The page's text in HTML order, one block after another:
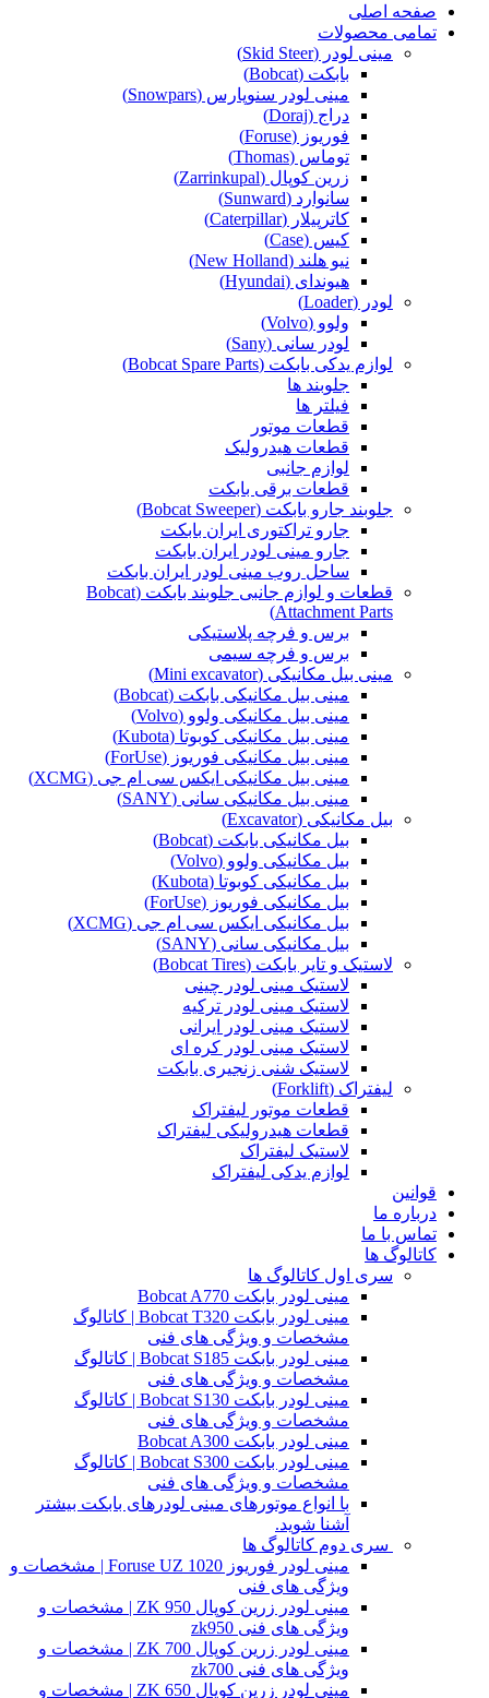
صفحه اصلی
تمامی محصولات
مینی لودر (Skid Steer)
بابکت (Bobcat)
مینی لودر سنوپارس (Snowpars)
دراج (Doraj)
فوریوز (Foruse)
توماس (Thomas)
زرین کوپال (Zarrinkupal)
سانوارد (Sunward)
کاترپیلار (Caterpillar)
کیس (Case)
نیو هلند (New Holland)
هیوندای (Hyundai)
لودر (Loader)
ولوو (Volvo)
لودر سانی (Sany)
لوازم یدکی بابکت (Bobcat Spare Parts)
جلوبند ها
فیلتر ها
قطعات موتور
قطعات هیدرولیک
لوازم جانبی
قطعات برقی بابکت
جلوبند جارو بابکت (Bobcat Sweeper)
جارو تراکتوری ایران بابکت
جارو مینی لودر ایران بابکت
ساحل روب مینی لودر ایران بابکت
قطعات و لوازم جانبی جلوبند بابکت (Bobcat
Attachment Parts)
برس و فرچه پلاستیکی
برس و فرچه سیمی
مینی بیل مکانیکی (Mini excavator)
مینی بیل مکانیکی بابکت (Bobcat)
مینی بیل مکانیکی ولوو (Volvo)
مینی بیل مکانیکی کوبوتا (Kubota)
مینی بیل مکانیکی فوریوز (ForUse)
مینی بیل مکانیکی ایکس سی ام جی (XCMG)
مینی بیل مکانیکی سانی (SANY)
بیل مکانیکی (Excavator)
بیل مکانیکی بابکت (Bobcat)
بیل مکانیکی ولوو (Volvo)
بیل مکانیکی کوبوتا (Kubota)
بیل مکانیکی فوریوز (ForUse)
بیل مکانیکی ایکس سی ام جی (XCMG)
بیل مکانیکی سانی (SANY)
لاستیک و تایر بابکت (Bobcat Tires)
لاستیک مینی لودر چینی
لاستیک مینی لودر ترکیه
لاستیک مینی لودر ایرانی
لاستیک مینی لودر کره ای
لاستیک شنی زنجیری بابکت
لیفتراک (Forklift)
قطعات موتور لیفتراک
قطعات هیدرولیکی لیفتراک
لاستیک لیفتراک
لوازم یدکی لیفتراک
قوانین
درباره ما
تماس با ما
کاتالوگ ها
سری اول کاتالوگ ها
مینی لودر بابکت Bobcat A770
مینی لودر بابکت Bobcat T320 | کاتالوگ
مشخصات و ویژگی های فنی
مینی لودر بابکت Bobcat S185 | کاتالوگ
مشخصات و ویژگی های فنی
مینی لودر بابکت Bobcat S130 | کاتالوگ
مشخصات و ویژگی های فنی
مینی لودر بابکت Bobcat A300
مینی لودر بابکت Bobcat S300 | کاتالوگ
مشخصات و ویژگی های فنی
با انواع موتورهای مینی لودرهای بابکت بیشتر
آشنا شوید.
سری دوم کاتالوگ ها
مینی لودر فوریوز Foruse UZ 1020 | مشخصات و
ویژگی های فنی
مینی لودر زرین کوپال ZK 950 | مشخصات و
ویژگی های فنی zk950
مینی لودر زرین کوپال ZK 700 | مشخصات و
ویژگی های فنی zk700
مینی لودر زرین کوپال ZK 650 | مشخصات و